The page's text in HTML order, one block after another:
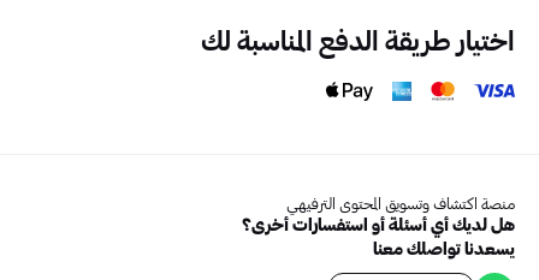
اختيار طريقة الدفع المناسبة لك
منصة اكتشاف وتسويق المحتوى الترفيهي
هل لديك أي أسئلة أو استفسارات أخرى؟
يسعدنا تواصلك معنا